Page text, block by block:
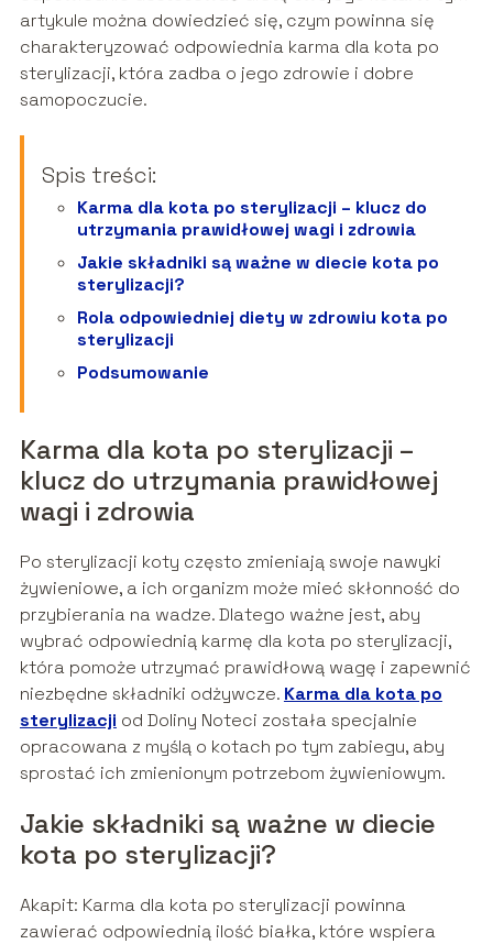
artykule można dowiedzieć się, czym powinna się
charakteryzować odpowiednia karma dla kota po
sterylizacji, która zadba o jego zdrowie i dobre
samopoczucie.
Spis treści:
Karma dla kota po sterylizacji – klucz do
utrzymania prawidłowej wagi i zdrowia
Jakie składniki są ważne w diecie kota po
sterylizacji?
Rola odpowiedniej diety w zdrowiu kota po
sterylizacji
Podsumowanie
Karma dla kota po sterylizacji –
klucz do utrzymania prawidłowej
wagi i zdrowia
Po sterylizacji koty często zmieniają swoje nawyki
żywieniowe, a ich organizm może mieć skłonność do
przybierania na wadze. Dlatego ważne jest, aby
wybrać odpowiednią karmę dla kota po sterylizacji,
która pomoże utrzymać prawidłową wagę i zapewnić
niezbędne składniki odżywcze. Karma dla kota po
sterylizacji od Doliny Noteci została specjalnie
opracowana z myślą o kotach po tym zabiegu, aby
sprostać ich zmienionym potrzebom żywieniowym.
Jakie składniki są ważne w diecie
kota po sterylizacji?
Akapit: Karma dla kota po sterylizacji powinna
zawierać odpowiednią ilość białka, które wspiera